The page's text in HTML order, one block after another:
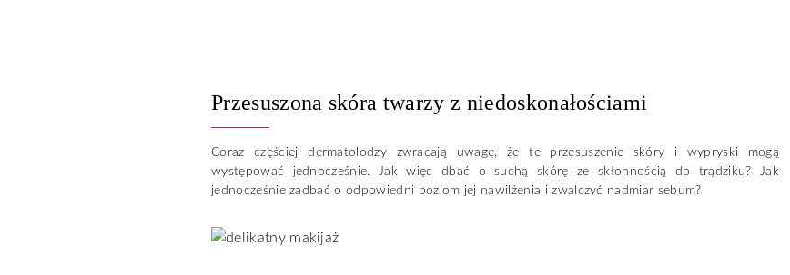
Przesuszona skóra twarzy z niedoskonałościami
Coraz częściej dermatolodzy zwracają uwagę, że te przesuszenie skóry i wypryski mogą
występować jednocześnie. Jak więc dbać o suchą skórę ze skłonnością do trądziku? Jak
jednocześnie zadbać o odpowiedni poziom jej nawilżenia i zwalczyć nadmiar sebum?